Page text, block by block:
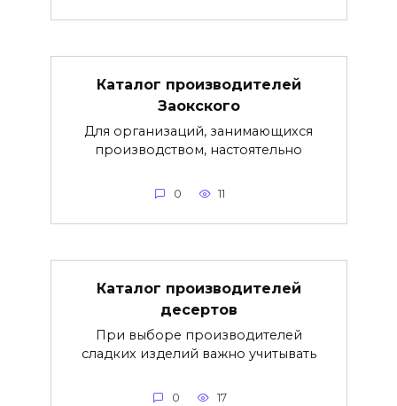
Каталог производителей
Заокского
Для организаций, занимающихся
производством, настоятельно
0 11
Каталог производителей
десертов
При выборе производителей
сладких изделий важно учитывать
0 17